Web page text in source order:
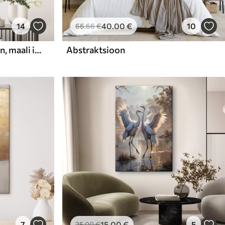
14
Abstraktne kompositsioon, maali imitatsioon
66.66€40.00€ 10
Abstraktsioon